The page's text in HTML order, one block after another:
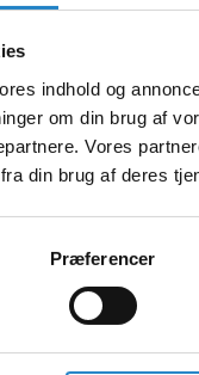
indhold og
om din brug af
Vores
din brug af deres
Præferencer